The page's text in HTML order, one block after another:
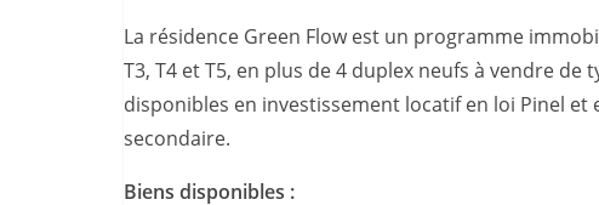
La résidence Green Flow est un programme
T3, T4 et T5, en plus de 4 duplex neufs à vendre de
disponibles en investissement locatif en loi Pinel
secondaire.
Biens disponibles :